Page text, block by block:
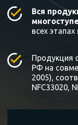
Вся
всех
Продукция
РФ на
2005),
NFC33020,